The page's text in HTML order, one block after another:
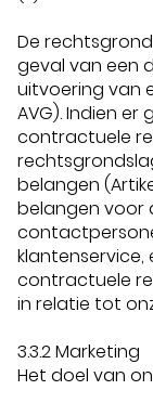
De
geval van een
uitvoering van
AVG). Indien er
contractuele
belangen
belangen voor
klantenservice,
contractuele
in relatie tot
3.3.2 Marketing
Het doel van